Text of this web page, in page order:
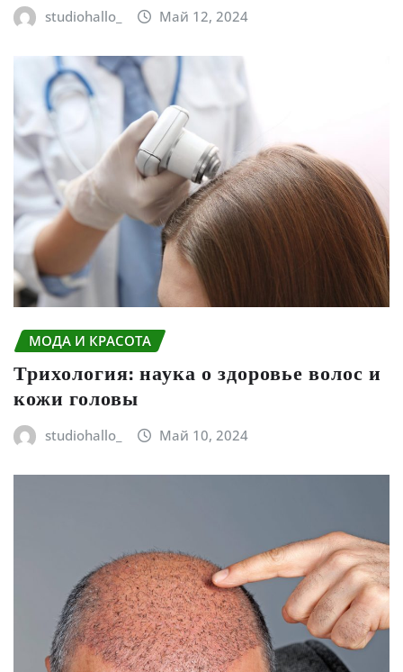
studiohallo_ Май 12, 2024
МОДА И КРАСОТА
Трихология: наука о здоровье волос и
кожи головы
studiohallo_ Май 10, 2024